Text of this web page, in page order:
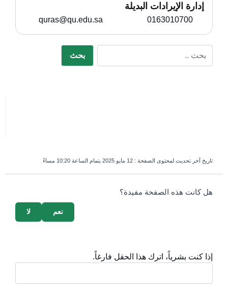
إدارة الإيرادات البديلة
0163010700
quras@qu.edu.sa
بحث
تاريخ آخر تحديث لمحتوى الصفحة : 12 مايو 2025 بتمام الساعة 10:20 مساءً
survey_v2
هل كانت هذه الصفحة مفيدة؟
لا نعم
إذا كنت بشرياً، اترك هذا الحقل فارغاً.